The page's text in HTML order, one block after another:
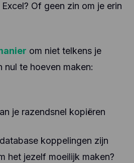
Of geen zin om je erin
om niet telkens je
te hoeven maken:
je razendsnel kopiëren
koppelingen zijn
het jezelf moeilijk maken?